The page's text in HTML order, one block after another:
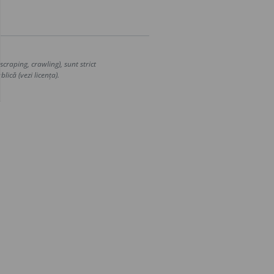
crawling), sunt strict
(vezi licența).